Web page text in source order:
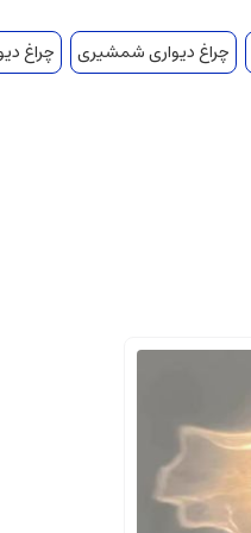
چراغ دیواری شمشیری چراغ